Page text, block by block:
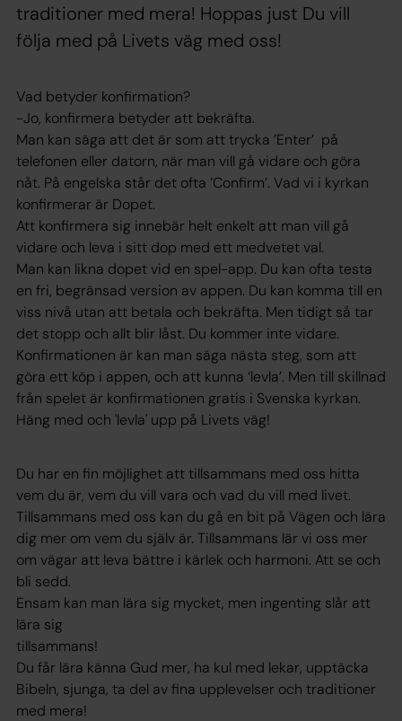
traditioner med mera! Hoppas just Du vill
följa med på Livets väg med oss!
Vad betyder konfirmation?
-Jo, konfirmera betyder att bekräfta.
Man kan säga att det är som att trycka ’Enter’ på
telefonen eller datorn, när man vill gå vidare och göra
nåt. På engelska står det ofta ’Confirm’. Vad vi i kyrkan
konfirmerar är Dopet.
Att konfirmera sig innebär helt enkelt att man vill gå
vidare och leva i sitt dop med ett medvetet val.
Man kan likna dopet vid en spel-app. Du kan ofta testa
en fri, begränsad version av appen. Du kan komma till en
viss nivå utan att betala och bekräfta. Men tidigt så tar
det stopp och allt blir låst. Du kommer inte vidare.
Konfirmationen är kan man säga nästa steg, som att
göra ett köp i appen, och att kunna ‘levla’. Men till skillnad
från spelet är konfirmationen gratis i Svenska kyrkan.
Häng med och 'levla' upp på Livets väg!
Du har en fin möjlighet att tillsammans med oss hitta
vem du är, vem du vill vara och vad du vill med livet.
Tillsammans med oss kan du gå en bit på Vägen och lära
dig mer om vem du själv är. Tillsammans lär vi oss mer
om vägar att leva bättre i kärlek och harmoni. Att se och
bli sedd.
Ensam kan man lära sig mycket, men ingenting slår att
lära sig
tillsammans!
Du får lära känna Gud mer, ha kul med lekar, upptäcka
Bibeln, sjunga, ta del av fina upplevelser och traditioner
med mera!